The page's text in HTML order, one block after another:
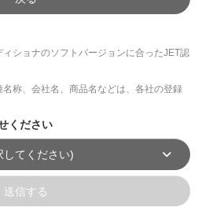
ショナのソフトバージョンに合ったJET認
称、会社名、商品名などは、各社の登録
ください
してください)
送信する